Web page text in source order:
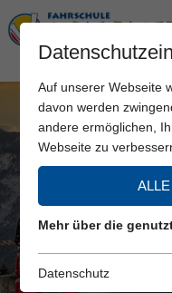
Auf unserer Webseite
davon werden
andere ermöglichen,
Webseite zu
Mehr über die
Datenschutz